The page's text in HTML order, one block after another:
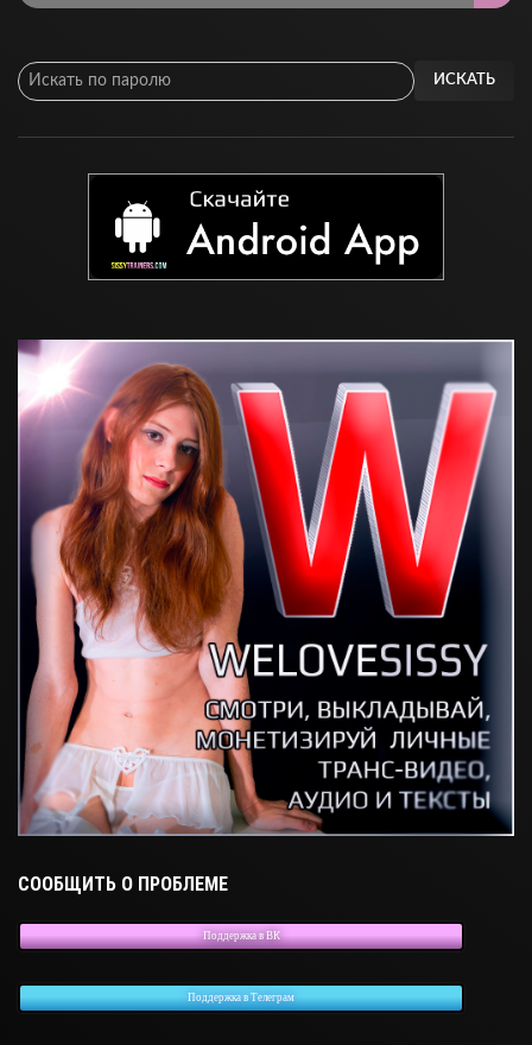
ИСКАТЬ
СООБЩИТЬ О ПРОБЛЕМЕ
Поддержка в ВК
Поддержка в Телеграм